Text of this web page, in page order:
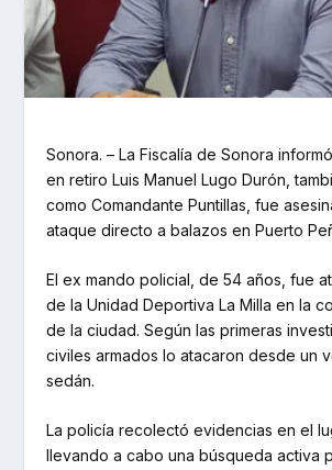
Sonora. – La Fiscalía de Sonora
en retiro Luis Manuel Lugo Durón,
como Comandante Puntillas, fue
ataque directo a balazos en Puerto
El ex mando policial, de 54 años, fue
de la Unidad Deportiva La Milla en la
de la ciudad. Según las primeras
civiles armados lo atacaron desde un
sedán.
La policía recolectó evidencias en el
llevando a cabo una búsqueda activa